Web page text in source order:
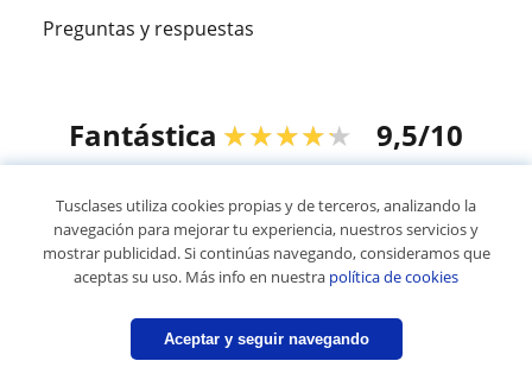
Preguntas y respuestas
Fantástica ★★★★★ 9,5/10
© 2007 - 2026 Tusclases.com.ve
Mapa web:Profesores particulares
Tusclases utiliza cookies propias y de terceros, analizando la
navegación para mejorar tu experiencia, nuestros servicios y
mostrar publicidad. Si continúas navegando, consideramos que
aceptas su uso. Más info en nuestra política de cookies
Aceptar y seguir navegando